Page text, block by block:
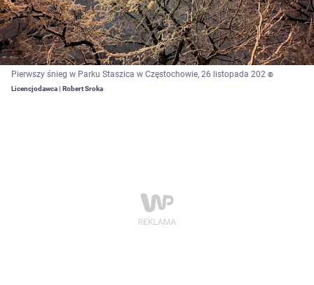
Pierwszy śnieg w Parku Staszica w Częstochowie, 26 listopada 202 ©
Licencjodawca | Robert Sroka